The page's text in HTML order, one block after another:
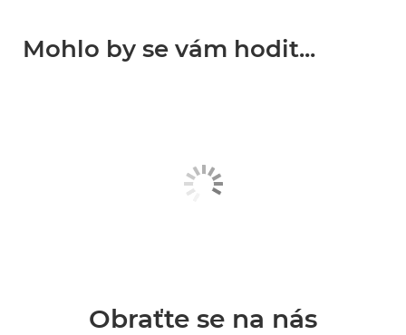
Mohlo by se vám hodit...
Obraťte se na nás